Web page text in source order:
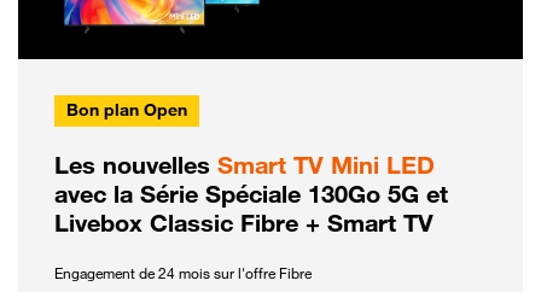
Bon plan Open
Les nouvelles Smart TV Mini LED
avec la Série Spéciale 130Go 5G et
Livebox Classic Fibre + Smart TV
Engagement de 24 mois sur l'offre Fibre